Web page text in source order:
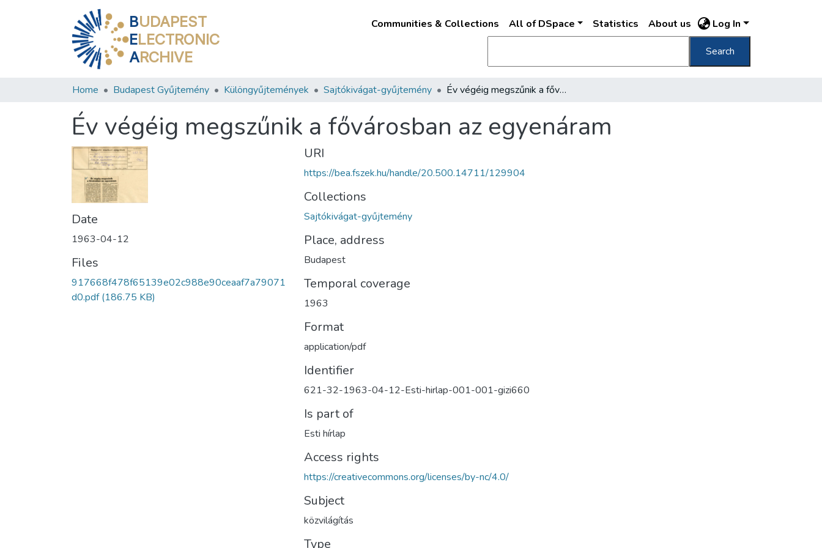
BUDAPEST
ELECTRONIC
ARCHIVE
Communities & Collections All of DSpace Statistics About us Log In
Search
Home Budapest Gyűjtemény Különgyűjtemények Sajtókivágat-gyűjtemény Év végéig megszűnik a fővárosban az egyenáram
Év végéig megszűnik a fővárosban az egyenáram
Date
1963-04-12
Files
917668f478f65139e02c988e90ceaaf7a79071
d0.pdf(186.75 KB)
URI
https://bea.fszek.hu/handle/20.500.14711/129904
Collections
Sajtókivágat-gyűjtemény
Place, address
Budapest
Temporal coverage
1963
Format
application/pdf
Identifier
621-32-1963-04-12-Esti-hirlap-001-001-gizi660
Is part of
Esti hírlap
Access rights
https://creativecommons.org/licenses/by-nc/4.0/
Subject
közvilágítás
Type